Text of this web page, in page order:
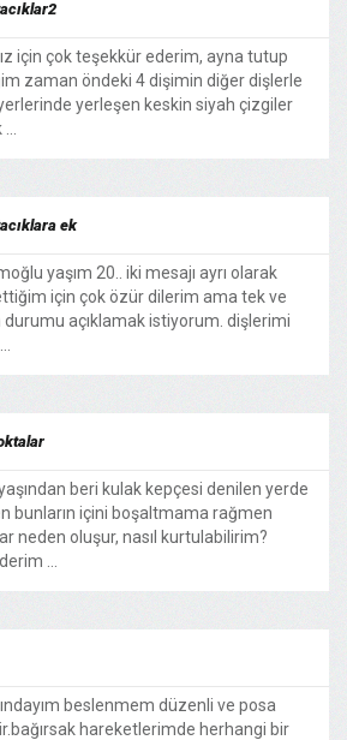
için çok teşekkür ederim, ayna tutup
zaman öndeki 4 dişimin diğer dişlerle
yerleşen keskin siyah çizgiler
ek
yaşım 20.. iki mesajı ayrı olarak
için çok özür dilerim ama tek ve
açıklamak istiyorum. dişlerimi
beri kulak kepçesi denilen yerde
bunların içini boşaltmama rağmen
neden oluşur, nasıl kurtulabilirim?
...
beslenmem düzenli ve posa
hareketlerimde herhangi bir